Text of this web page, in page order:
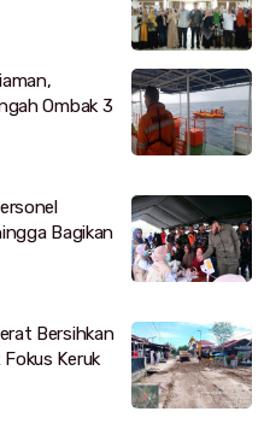
Ombak 3
Bagikan
Bersihkan
Keruk